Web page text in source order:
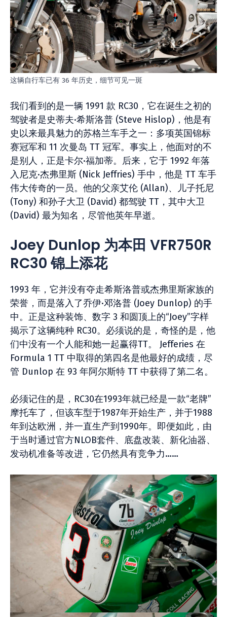
这辆自行车已有 36 年历史，细节可见一斑
我们看到的是一辆 1991 款 RC30，它在诞生之初的
驾驶者是史蒂夫·希斯洛普 (Steve Hislop)，他是有
史以来最具魅力的苏格兰车手之一：多项英国锦标
赛冠军和 11 次曼岛 TT 冠军。事实上，他面对的不
是别人，正是卡尔·福加蒂。后来，它于 1992 年落
入尼克·杰弗里斯 (Nick Jeffries) 手中，他是 TT 车手
伟大传奇的一员。他的父亲艾伦 (Allan)、儿子托尼
(Tony) 和孙子大卫 (David) 都驾驶 TT，其中大卫
(David) 最为知名，尽管他英年早逝。
Joey Dunlop 为本田 VFR750R
RC30 锦上添花
1993 年，它并没有夺走希斯洛普或杰弗里斯家族的
荣誉，而是落入了乔伊·邓洛普 (Joey Dunlop) 的手
中。正是这种装饰、数字 3 和圆顶上的“Joey”字样
揭示了这辆纯种 RC30。必须说的是，奇怪的是，他
们中没有一个人能和她一起赢得TT。 Jefferies 在
Formula 1 TT 中取得的第四名是他最好的成绩，尽
管 Dunlop 在 93 年阿尔斯特 TT 中获得了第二名。
必须记住的是，RC30在1993年就已经是一款“老牌”
摩托车了，但该车型于1987年开始生产，并于1988
年到达欧洲，并一直生产到1990年。即便如此，由
于当时通过官方NLOB套件、底盘改装、新化油器、
发动机准备等改进，它仍然具有竞争力……